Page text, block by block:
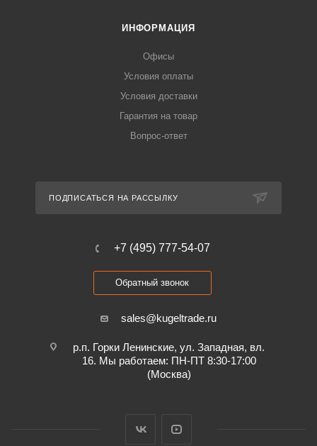
ИНФОРМАЦИЯ
Офисы
Условия оплаты
Условия доставки
Гарантия на товар
Вопрос-ответ
ПОДПИСАТЬСЯ НА РАССЫЛКУ
+7 (495) 777-54-07
Обратный звонок
sales@kugeltrade.ru
р.п. Горки Ленинские, ул. Западная, вл.
16. Мы работаем: ПН-ПТ 8:30-17:00
(Москва)